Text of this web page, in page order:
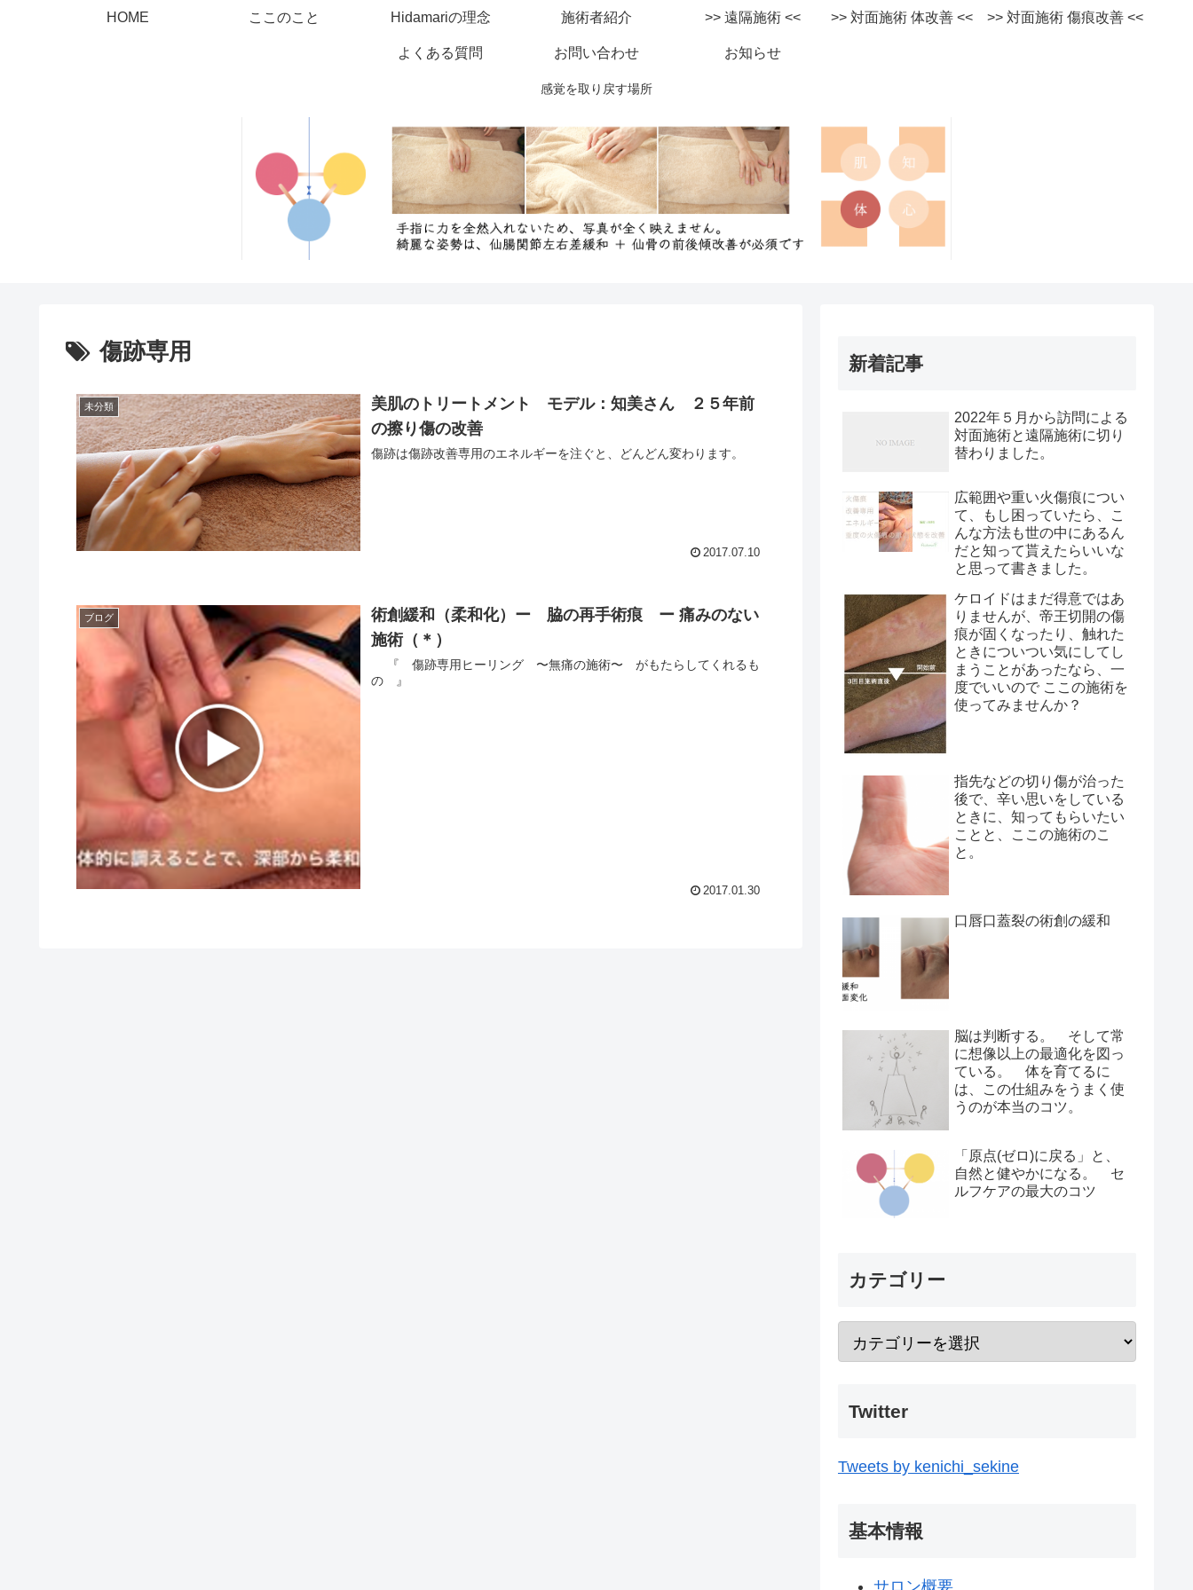
感覚を取り戻す場所
HOME ここのこと Hidamariの理念 施術者紹介 >> 遠隔施術 << >> 対面施術 体改善 << >> 対面施術 傷痕改善 <<
よくある質問 お問い合わせ お知らせ
傷跡専用
未分類
美肌のトリートメント モデル：知美さん ２５年前
の擦り傷の改善
傷跡は傷跡改善専用のエネルギーを注ぐと、どんどん変わります。
2017.07.10
ブログ
術創緩和（柔和化）ー 脇の再手術痕 ー 痛みのない
施術（＊）
『 傷跡専用ヒーリング 〜無痛の施術〜 がもたらしてくれるも
の 』
2017.01.30
新着記事
2022年５月から訪問による
対面施術と遠隔施術に切り
替わりました。
広範囲や重い火傷痕につい
て、もし困っていたら、こ
んな方法も世の中にあるん
だと知って貰えたらいいな
と思って書きました。
ケロイドはまだ得意ではあ
りませんが、帝王切開の傷
痕が固くなったり、触れた
ときについつい気にしてし
まうことがあったなら、一
度でいいので ここの施術を
使ってみませんか？
指先などの切り傷が治った
後で、辛い思いをしている
ときに、知ってもらいたい
ことと、ここの施術のこ
と。
口唇口蓋裂の術創の緩和
脳は判断する。 そして常
に想像以上の最適化を図っ
ている。 体を育てるに
は、この仕組みをうまく使
うのが本当のコツ。
「原点(ゼロ)に戻る」と、
自然と健やかになる。 セ
ルフケアの最大のコツ
カテゴリー
Twitter
Tweets by kenichi_sekine
基本情報
サロン概要